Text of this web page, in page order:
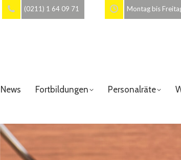
(0211) 1 64 09 71 Montag bis
News Fortbildungen Personalräte